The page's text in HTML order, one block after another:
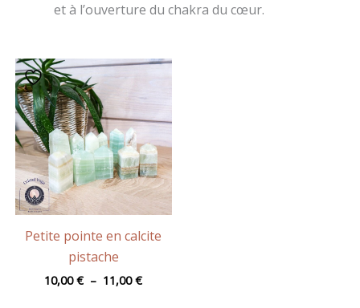
et à l’ouverture du chakra du cœur.
Petite pointe en calcite
pistache
10,00€ – 11,00€
Plage
prix :
à